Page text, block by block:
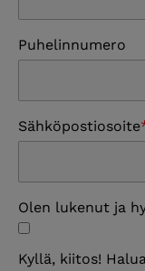
Puhelinnumero
Sähköpostiosoite
Olen lukenut ja
Kyllä, kiitos!